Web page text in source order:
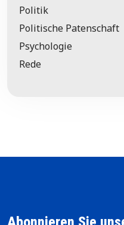
Politik
Politische Patenschaft
Psychologie
Rede